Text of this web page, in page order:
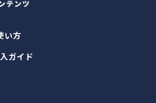
い方
ガイド